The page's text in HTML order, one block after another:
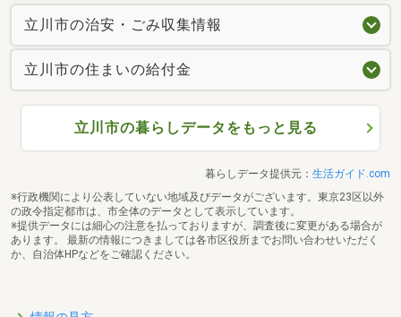
立川市の治安・ごみ収集情報
立川市の住まいの給付金
立川市の暮らしデータをもっと見る
暮らしデータ提供元： 生活ガイド.com
※行政機関により公表していない地域及びデータがございます。東京23区以外
の政令指定都市は、市全体のデータとして表示しています。
※提供データには細心の注意を払っておりますが、調査後に変更がある場合が
あります。 最新の情報につきましては各市区役所までお問い合わせいただく
か、自治体HPなどをご確認ください。